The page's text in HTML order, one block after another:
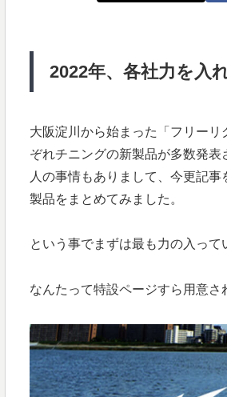
2022年、各社力を入
大阪淀川から始まった「フリー
ぞれチニングの新製品が多数発
人の事情もありまして、今更記
製品をまとめてみました。
という事でまずは最も力の入って
なんたって特設ページすら用意さ